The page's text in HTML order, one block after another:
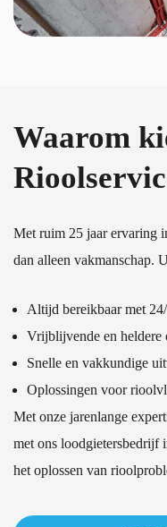
Waarom
Met ruim 25 jaar ervaring
dan alleen vakmanschap.
Altijd bereikbaar met
Vrijblijvende en heldere
Snelle en vakkundige
Oplossingen voor
Met onze jarenlange
met ons loodgietersbedrijf
het oplossen van